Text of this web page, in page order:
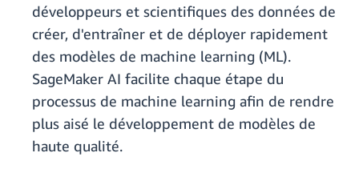
développeurs et scientifiques des données de
créer, d'entraîner et de déployer rapidement
des modèles de machine learning (ML).
SageMaker AI facilite chaque étape du
processus de machine learning afin de rendre
plus aisé le développement de modèles de
haute qualité.